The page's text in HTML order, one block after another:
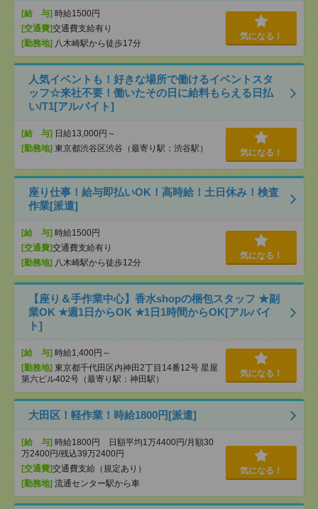
[給 与] 時給1500円
[交通費]交通費支給有り
[勤務地] 八木崎駅から徒歩17分
気になる！
人気イベントも！好きな場所で働けるイベントスタ
ッフ☆来社不要！働いたその日に給料もらえる日払
い/T1[アルバイト]
[給 与] 日給13,000円～
[勤務地] 東京都渋谷区渋谷（最寄り駅：渋谷駅） 気になる！
座り仕事！給与即払いOK！高時給！土日休み！検査
作業[派遣]
[給 与] 時給1500円
[交通費]交通費支給有り
[勤務地] 八木崎駅から徒歩12分
気になる！
【座り＆手作業中心】香水shopの梱包スタッフ ★副
業OK ★週1日からOK ★1日1時間からOK[アルバイ
ト]
[給 与] 時給1,400円～
[勤務地] 東京都千代田区内神田2丁目14番12号 星屋
第六ビル402号（最寄り駅：神田駅）
気になる！
大田区！軽作業！時給1800円[派遣]
[給 与] 時給1800円 日額平均1万4400円/月額30
万2400円/残込39万2400円
[交通費]交通費支給（規定あり）
[勤務地] 流通センター駅から車
気になる！